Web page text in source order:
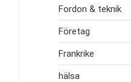
Fordon & teknik
Företag
Frankrike
hälsa